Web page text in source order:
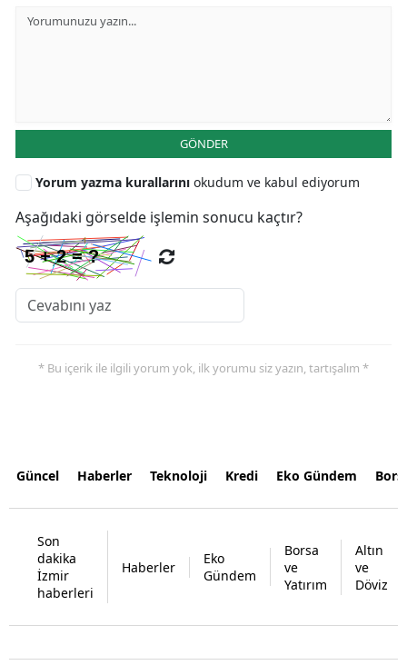
GÖNDER
Yorum yazma kurallarını okudum ve kabul ediyorum
Aşağıdaki görselde işlemin sonucu kaçtır?
* Bu içerik ile ilgili yorum yok, ilk yorumu siz yazın, tartışalım *
Güncel Haberler Teknoloji Kredi Eko Gündem
Son
dakika
İzmir
haberleri
Haberler
Eko
Gündem
Borsa
ve
Yatırım
Altın
ve
Döviz